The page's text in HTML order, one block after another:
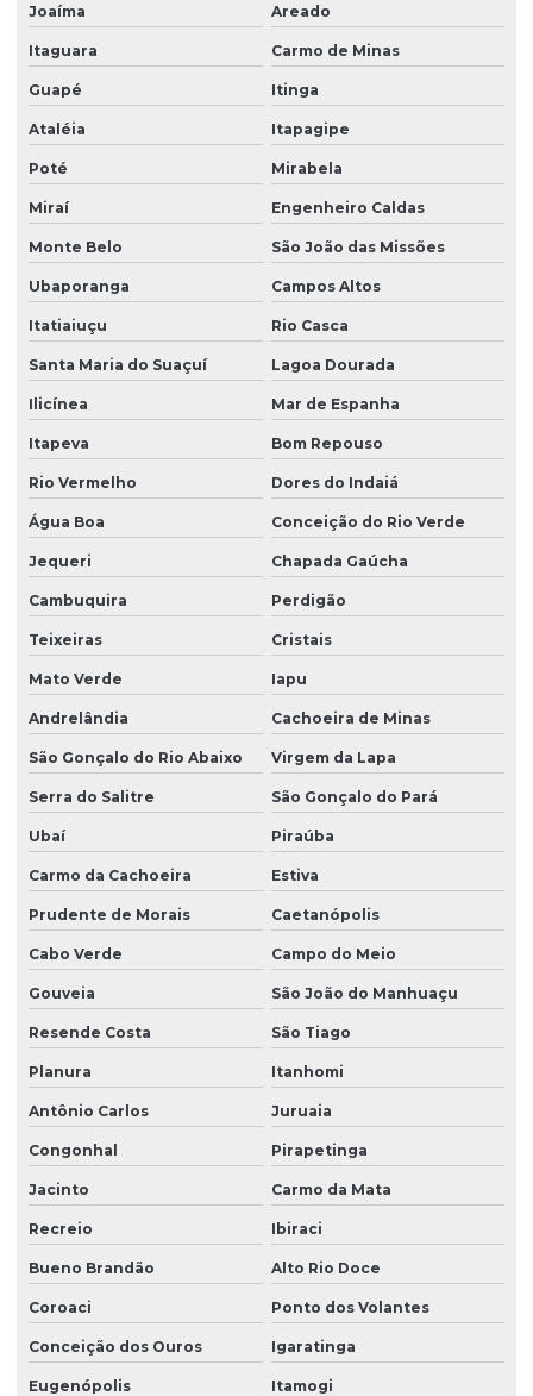
Joaíma Areado
Itaguara Carmo de Minas
Guapé Itinga
Ataléia Itapagipe
Poté Mirabela
Miraí Engenheiro Caldas
Monte Belo São João das Missões
Ubaporanga Campos Altos
Itatiaiuçu Rio Casca
Santa Maria do Suaçuí Lagoa Dourada
Ilicínea Mar de Espanha
Itapeva Bom Repouso
Rio Vermelho Dores do Indaiá
Água Boa Conceição do Rio Verde
Jequeri Chapada Gaúcha
Cambuquira Perdigão
Teixeiras Cristais
Mato Verde Iapu
Andrelândia Cachoeira de Minas
São Gonçalo do Rio Abaixo Virgem da Lapa
Serra do Salitre São Gonçalo do Pará
Ubaí Piraúba
Carmo da Cachoeira Estiva
Prudente de Morais Caetanópolis
Cabo Verde Campo do Meio
Gouveia São João do Manhuaçu
Resende Costa São Tiago
Planura Itanhomi
Antônio Carlos Juruaia
Congonhal Pirapetinga
Jacinto Carmo da Mata
Recreio Ibiraci
Bueno Brandão Alto Rio Doce
Coroaci Ponto dos Volantes
Conceição dos Ouros Igaratinga
Eugenópolis Itamogi